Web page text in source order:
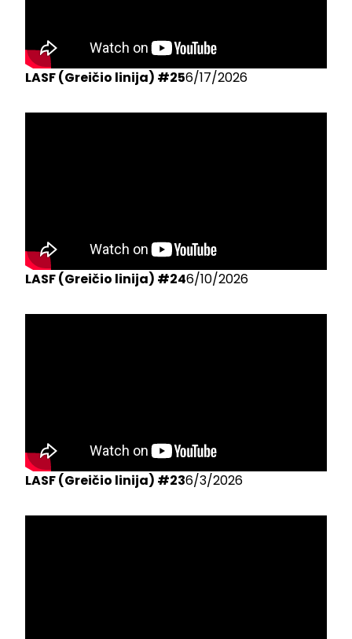
LASF (Greičio linija) #256/17/2026
LASF (Greičio linija) #246/10/2026
LASF (Greičio linija) #236/3/2026